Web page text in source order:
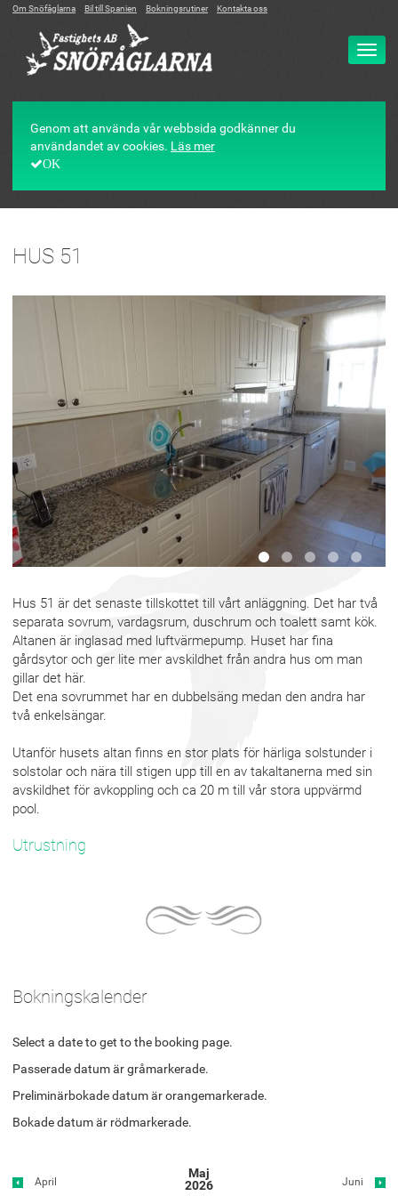
Om Snöfåglarna Bil till Spanien Bokningsrutiner Kontakta oss
Genom att använda vår webbsida godkänner du
användandet av cookies. Läs mer
OK
HUS 51
Hus 51 är det senaste tillskottet till vårt anläggning. Det har två
separata sovrum, vardagsrum, duschrum och toalett samt kök.
Altanen är inglasad med luftvärmepump. Huset har fina
gårdsytor och ger lite mer avskildhet från andra hus om man
gillar det här.
Det ena sovrummet har en dubbelsäng medan den andra har
två enkelsängar.
Utanför husets altan finns en stor plats för härliga solstunder i
solstolar och nära till stigen upp till en av takaltanerna med sin
avskildhet för avkoppling och ca 20 m till vår stora uppvärmd
pool.
Utrustning
Bokningskalender
Select a date to get to the booking page.
Passerade datum är gråmarkerade.
Preliminärbokade datum är orangemarkerade.
Bokade datum är rödmarkerade.
April
Maj
2026
Juni